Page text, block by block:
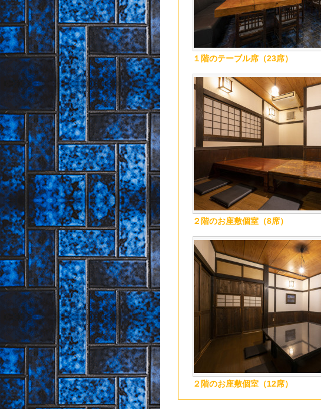
１階のテーブル席（23席）
２階のお座敷個室（8席）
２階のお座敷個室（12席）